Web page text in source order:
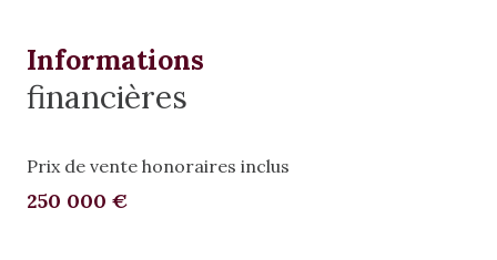
Informations
financières
Prix de vente honoraires inclus
250 000 €